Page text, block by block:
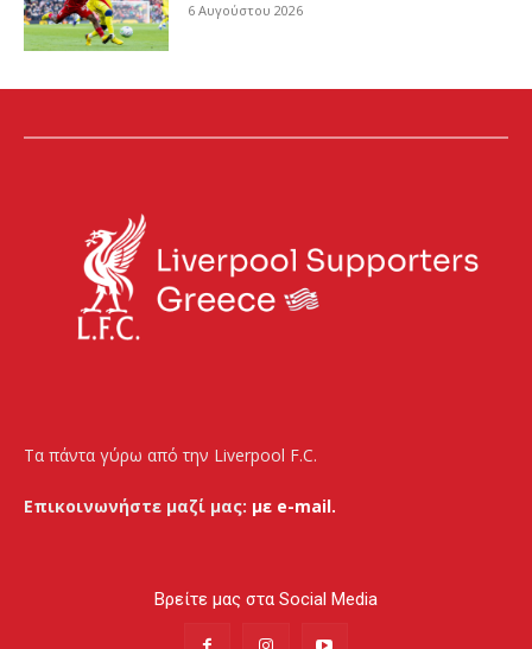
6 Αυγούστου 2026
Τα πάντα γύρω από την Liverpool F.C.
Επικοινωνήστε μαζί μας: με e-mail.
Βρείτε μας στα Social Media